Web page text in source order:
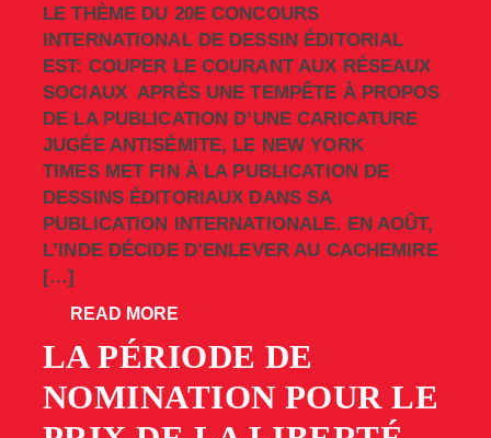
LE THÈME DU 20E CONCOURS
INTERNATIONAL DE DESSIN ÉDITORIAL
EST: COUPER LE COURANT AUX RÉSEAUX
SOCIAUX APRÈS UNE TEMPÊTE À PROPOS
DE LA PUBLICATION D’UNE CARICATURE
JUGÉE ANTISÉMITE, LE NEW YORK
TIMES MET FIN À LA PUBLICATION DE
DESSINS ÉDITORIAUX DANS SA
PUBLICATION INTERNATIONALE. EN AOÛT,
L’INDE DÉCIDE D’ENLEVER AU CACHEMIRE
[…]
READ MORE
LA PÉRIODE DE
NOMINATION POUR LE